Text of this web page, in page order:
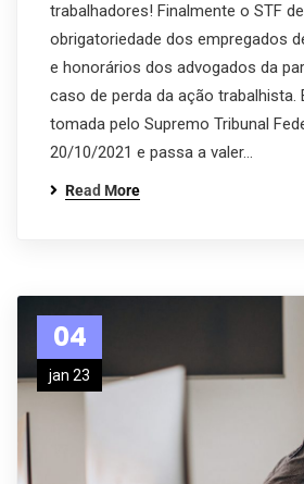
trabalhadores! Finalmente o STF
obrigatoriedade dos empregados
e honorários dos advogados da
caso de perda da ação trabalhista.
tomada pelo Supremo Tribunal
20/10/2021 e passa a valer…
Read More
04
jan 23